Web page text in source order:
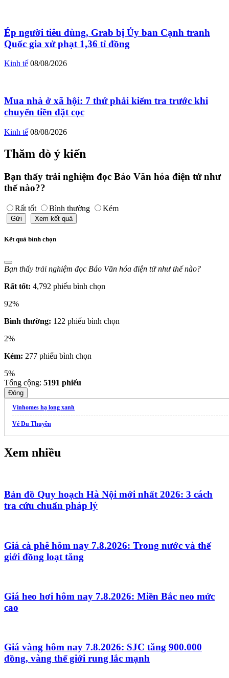
Ép người tiêu dùng, Grab bị Ủy ban Cạnh tranh
Quốc gia xử phạt 1,36 tỉ đồng
Kinh tế 08/08/2026
Mua nhà ở xã hội: 7 thứ phải kiểm tra trước khi
chuyển tiền đặt cọc
Kinh tế 08/08/2026
Thăm dò ý kiến
Bạn thấy trải nghiệm đọc Báo Văn hóa điện tử như
thế nào??
Rất tốt Bình thường Kém
Gửi Xem kết quả
Kết quả bình chọn
Bạn thấy trải nghiệm đọc Báo Văn hóa điện tử như thế nào?
Rất tốt: 4,792 phiếu bình chọn
92%
Bình thường: 122 phiếu bình chọn
2%
Kém: 277 phiếu bình chọn
5%
Tổng cộng: 5191 phiếu
Đóng
Vinhomes hạ long xanh
Vé Du Thuyền
Xem nhiều
Bản đồ Quy hoạch Hà Nội mới nhất 2026: 3 cách
tra cứu chuẩn pháp lý
Giá cà phê hôm nay 7.8.2026: Trong nước và thế
giới đồng loạt tăng
Giá heo hơi hôm nay 7.8.2026: Miền Bắc neo mức
cao
Giá vàng hôm nay 7.8.2026: SJC tăng 900.000
đồng, vàng thế giới rung lắc mạnh